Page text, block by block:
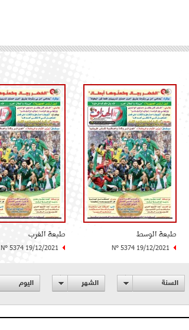
طبعة الوسط
N° 5374 19/12/2021
طبعة الغرب
N° 5374 19/12/2021
السنة الشهر اليوم